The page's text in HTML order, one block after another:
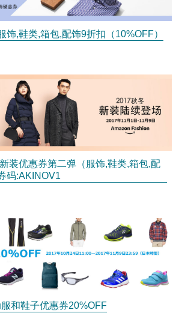
饰,鞋类,箱包,配饰9折扣（10%OFF）
装优惠券第二弹（服饰,鞋类,箱包,配
码:AKINOV1
服和鞋子优惠券20%OFF